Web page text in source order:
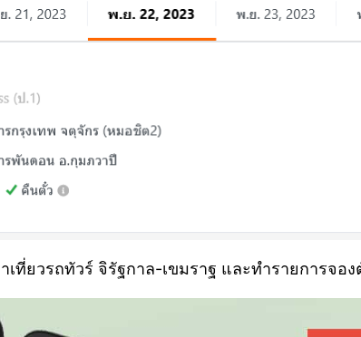
ที่ยวรถทัวร์ จิรัฐกาล-เขมราฐ และทำรายการจอ